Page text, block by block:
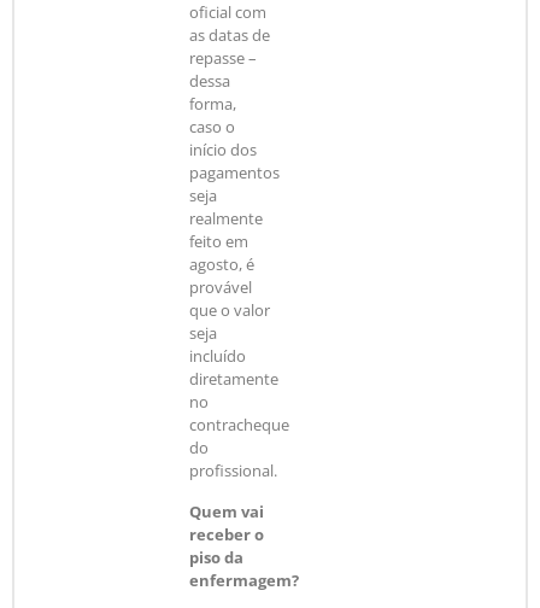
oficial com
as datas de
repasse –
dessa
forma,
caso o
início dos
pagamentos
seja
realmente
feito em
agosto, é
provável
que o valor
seja
incluído
diretamente
no
contracheque
do
profissional.
Quem vai
receber o
piso da
enfermagem?